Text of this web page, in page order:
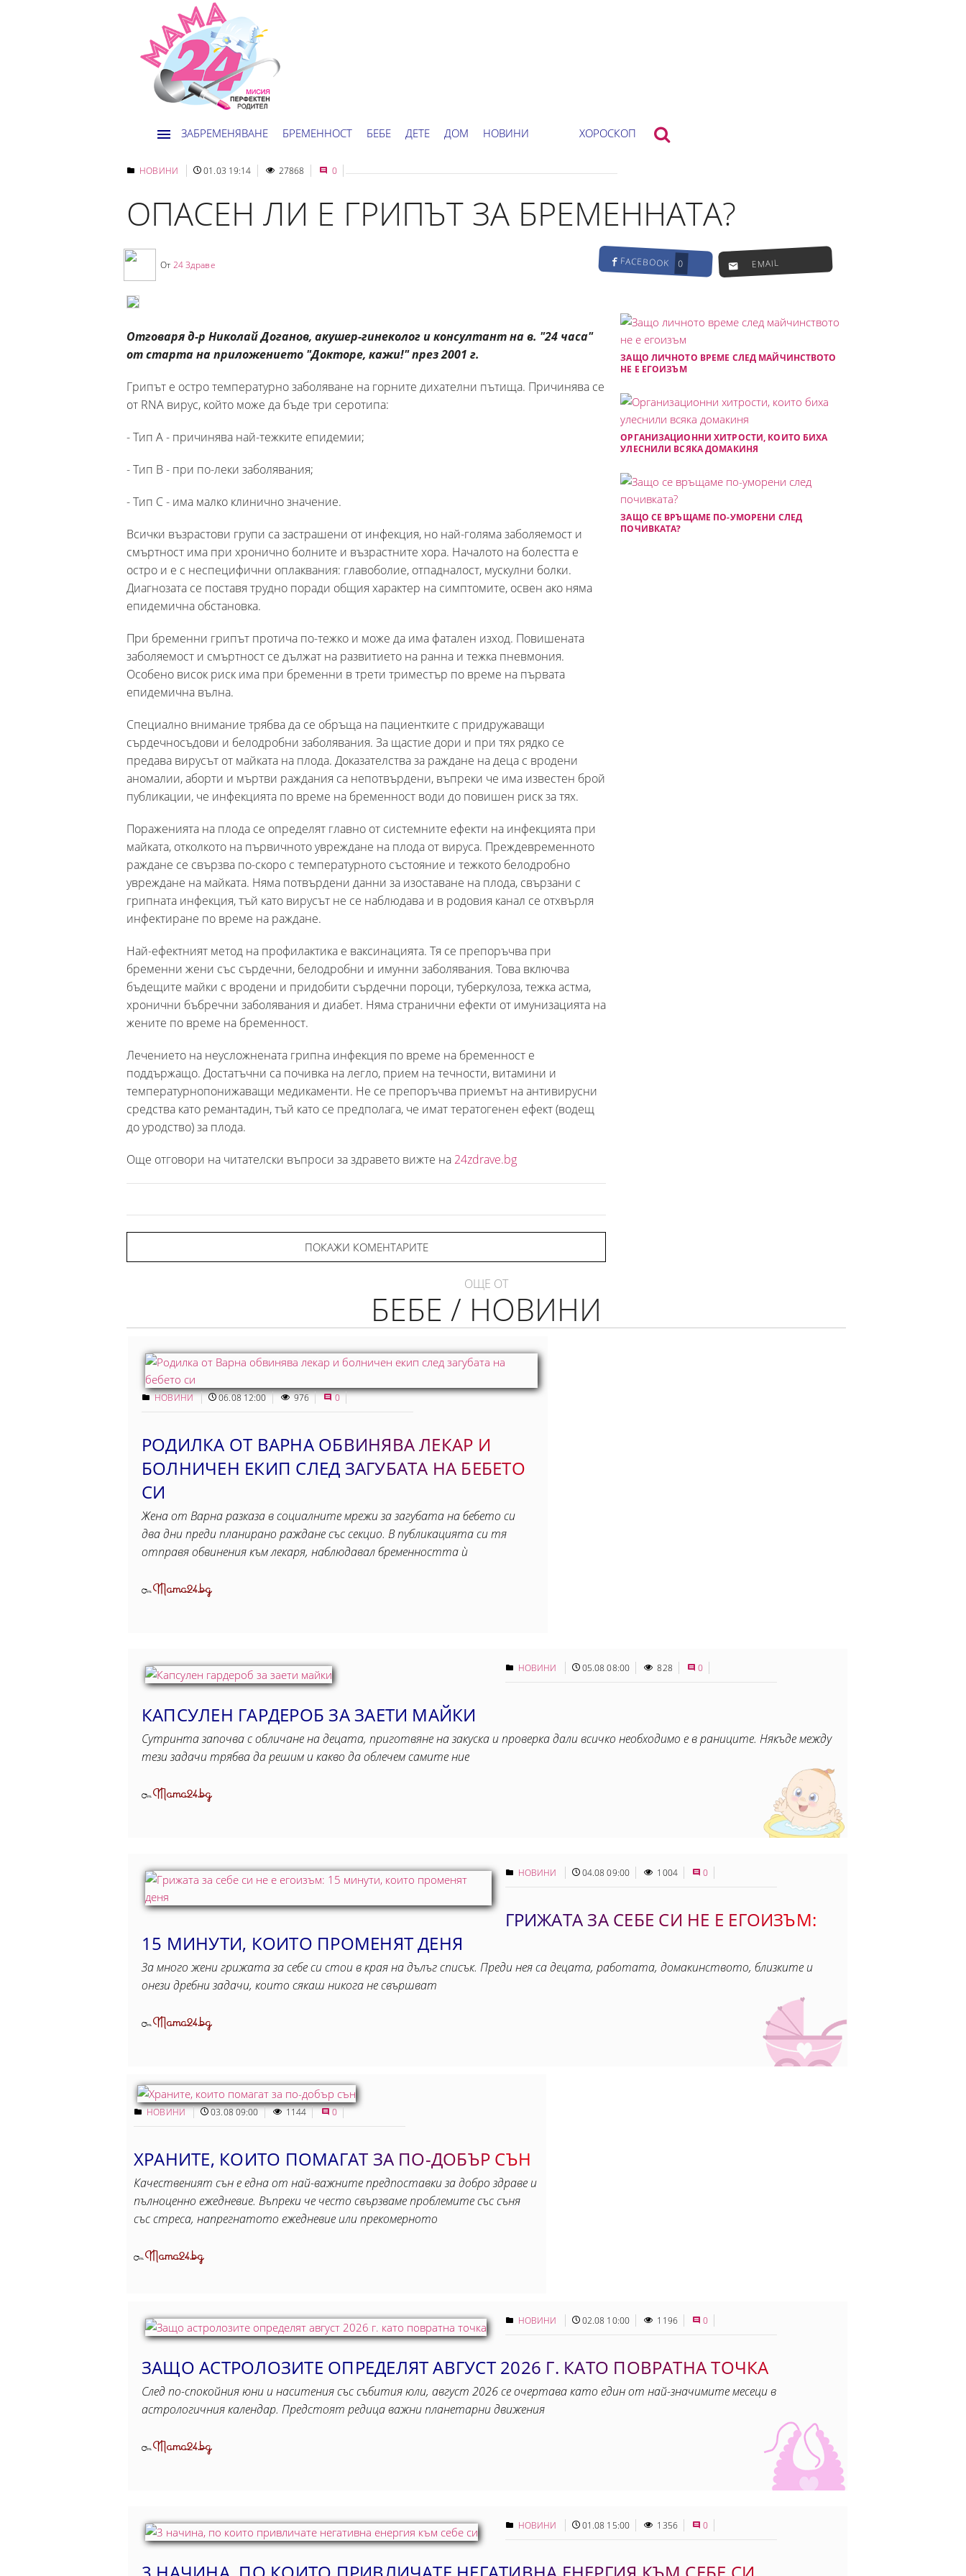
ЗАБРЕМЕНЯВАНЕ БРЕМЕННОСТ БЕБЕ ДЕТЕ ДОМ НОВИНИ ХОРОСКОП
НОВИНИ 01.03 19:14 27868 0
ОПАСЕН ЛИ Е ГРИПЪТ ЗА БРЕМЕННАТА?
От 24 Здраве FACEBOOK 0 EMAIL
Отговаря д-р Николай Доганов, акушер-гинеколог и консултант на в. "24 часа"
от старта на приложението "Докторе, кажи!" през 2001 г.
Грипът е остро температурно заболяване на горните дихателни пътища. Причинява се
от RNA вирус, който може да бъде три серотипа:
- Тип А - причинява най-тежките епидемии;
- Тип В - при по-леки заболявания;
- Тип С - има малко клинично значение.
Всички възрастови групи са застрашени от инфекция, но най-голяма заболяемост и
смъртност има при хронично болните и възрастните хора. Началото на болестта е
остро и е с неспецифични оплаквания: главоболие, отпадналост, мускулни болки.
Диагнозата се поставя трудно поради общия характер на симптомите, освен ако няма
епидемична обстановка.
При бременни грипът протича по-тежко и може да има фатален изход. Повишената
заболяемост и смъртност се дължат на развитието на ранна и тежка пневмония.
Особено висок риск има при бременни в трети триместър по време на първата
епидемична вълна.
Специално внимание трябва да се обръща на пациентките с придружаващи
сърдечносъдови и белодробни заболявания. За щастие дори и при тях рядко се
предава вирусът от майката на плода. Доказателства за раждане на деца с вродени
аномалии, аборти и мъртви раждания са непотвърдени, въпреки че има известен брой
публикации, че инфекцията по време на бременност води до повишен риск за тях.
Пораженията на плода се определят главно от системните ефекти на инфекцията при
майката, отколкото на първичното увреждане на плода от вируса. Преждевременното
раждане се свързва по-скоро с температурното състояние и тежкото белодробно
увреждане на майката. Няма потвърдени данни за изоставане на плода, свързани с
грипната инфекция, тъй като вирусът не се наблюдава и в родовия канал се отхвърля
инфектиране по време на раждане.
Най-ефектният метод на профилактика е ваксинацията. Тя се препоръчва при
бременни жени със сърдечни, белодробни и имунни заболявания. Това включва
бъдещите майки с вродени и придобити сърдечни пороци, туберкулоза, тежка астма,
хронични бъбречни заболявания и диабет. Няма странични ефекти от имунизацията на
жените по време на бременност.
Лечението на неусложнената грипна инфекция по време на бременност е
поддържащо. Достатъчни са почивка на легло, прием на течности, витамини и
температурнопонижаващи медикаменти. Не се препоръчва приемът на антивирусни
средства като ремантадин, тъй като се предполага, че имат тератогенен ефект (водещ
до уродство) за плода.
Още отговори на читателски въпроси за здравето вижте на 24zdrave.bg
ПОКАЖИ КОМЕНТАРИТЕ
ЗАЩО ЛИЧНОТО ВРЕМЕ СЛЕД МАЙЧИНСТВОТО
НЕ Е ЕГОИЗЪМ
ОРГАНИЗАЦИОННИ ХИТРОСТИ, КОИТО БИХА
УЛЕСНИЛИ ВСЯКА ДОМАКИНЯ
ЗАЩО СЕ ВРЪЩАМЕ ПО-УМОРЕНИ СЛЕД
ПОЧИВКАТА?
ОЩЕ ОТ
БЕБЕ / НОВИНИ
НОВИНИ 06.08 12:00 976 0
РОДИЛКА ОТ ВАРНА ОБВИНЯВА ЛЕКАР И
БОЛНИЧЕН ЕКИП СЛЕД ЗАГУБАТА НА БЕБЕТО
СИ
Жена от Варна разказа в социалните мрежи за загубата на бебето си
два дни преди планирано раждане със секцио. В публикацията си тя
отправя обвинения към лекаря, наблюдавал бременността ѝ
ОтMama24.bg
НОВИНИ 05.08 08:00 828 0
КАПСУЛЕН ГАРДЕРОБ ЗА ЗАЕТИ МАЙКИ
Сутринта започва с обличане на децата, приготвяне на закуска и проверка дали всичко необходимо е в раниците. Някъде между
тези задачи трябва да решим и какво да облечем самите ние
ОтMama24.bg
НОВИНИ 04.08 09:00 1004 0
ГРИЖАТА ЗА СЕБЕ СИ НЕ Е ЕГОИЗЪМ:
15 МИНУТИ, КОИТO ПРОМЕНЯТ ДЕНЯ
За много жени грижата за себе си стои в края на дълъг списък. Преди нея са децата, работата, домакинството, близките и
онези дребни задачи, които сякаш никога не свършват
ОтMama24.bg
НОВИНИ 03.08 09:00 1144 0
ХРАНИТЕ, КОИТО ПОМАГАТ ЗА ПО-ДОБЪР СЪН
Качественият сън е една от най-важните предпоставки за добро здраве и
пълноценно ежедневие. Въпреки че често свързваме проблемите със съня
със стреса, напрегнатото ежедневие или прекомерното
ОтMama24.bg
НОВИНИ 02.08 10:00 1196 0
ЗАЩО АСТРОЛОЗИТЕ ОПРЕДЕЛЯТ АВГУСТ 2026 Г. КАТО ПОВРАТНА ТОЧКА
След по-спокойния юни и наситения със събития юли, август 2026 се очертава като един от най-значимите месеци в
астрологичния календар. Предстоят редица важни планетарни движения
ОтMama24.bg
НОВИНИ 01.08 15:00 1356 0